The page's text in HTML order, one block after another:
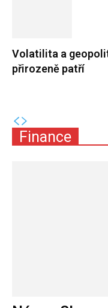
Volatilita a
přirozeně patří
Finance